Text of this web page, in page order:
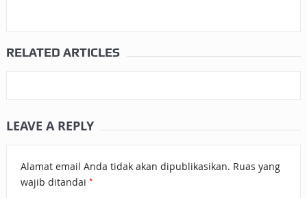
RELATED ARTICLES
LEAVE A REPLY
Alamat email Anda tidak akan dipublikasikan. Ruas yang
wajib ditandai *